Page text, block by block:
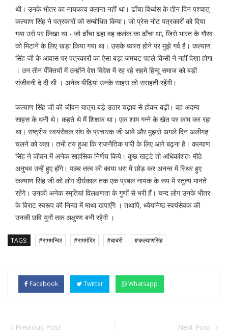
थी। उनके भीतर का नायकत्व क्लान्त नहीं था। ढाँचा विध्वंस के तीन दिन पश्चात्
कल्याण सिंह ने पत्रकारों को सम्बोधित किया। जो प्रेस नोट पत्रकारों को दिया
गया उसे पर लिखा था - जो ढाँचा ढहा वह कलंक का ढाँचा था, जिसे भारत के गौरव
को मिटाने के लिए खड़ा किया गया था। उसके ध्वस्त होने पर मुझे गर्व है। कल्याण
सिंह जी के आवास पर पत्रकारों का ऐसा बड़ा जमघट पहले किसी ने नहीं देखा होगा
। उन तीन पँक्तियों में उन्होंने देश विदेश में रह रहे सहमे हिन्दू समाज को बड़ी
संजीवनी दे दी थी । अनेक पीढ़ियां उनके साहस को सराहती रहेंगी।
कल्याण सिंह जी की जीवन यात्रा बड़े उतार चढ़ाव से होकर बढ़ी। वह अदम्य
साहस के धनी थे। कहते थे मैं शिक्षक था। एक शाम गन्ने के खेत पर काम कर रहा
था। राष्ट्रीय स्वयंसेवक संघ के प्रचारक जी आये और मुझसे अगले दिन अलीगढ़
चलने को कहा। तभी तय हुआ कि राजनैतिक पारी के लिए आगे बढ़ना है। कल्याण
सिंह ने जीवन में अनेक साहसिक निर्णय किये। कुछ खट्टे तो अधिकांशतः मीठे
अनुभव उन्हें हुए होंगे। पञ्च तत्व की काया धरा में छोड़ कर अनन्त में स्थिर हुए
कल्याण सिंह जी को लोग दीर्घकाल तक एक प्रबल नायक के रूप में स्तुत्य मानते
रहेंगे। उनकी अनेक स्मृतियां विलक्षणता के गुणों से भरी हैं। चन्द लोग उनके भीतर
के विराट स्वरूप की निन्दा में माथा खपाएँगे । तथापि, ध्येयनिष्ठ स्वयंसेवक की
उनकी छवि युगों तक अक्षुण्ण बनी रहेगी ।
TAGS: #राममन्दिर #राममंदिर #बाबरी #कल्याणसिंह
Facebook Twitter Whatsapp
Previous Post Next Post